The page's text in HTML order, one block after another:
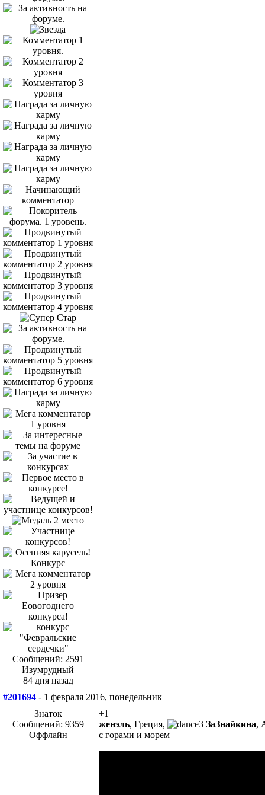
Сообщений: 2591
Изумрудный
84 дня назад
#201694 - 1 февраля 2016, понедельник
Знаток
Сообщений: 9359
Оффлайн
+1
женэль, Греция, ЗаЗнайкина,
с горами и морем